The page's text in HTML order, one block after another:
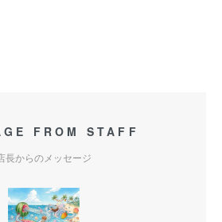
FROM STAFF
長からのメッセージ